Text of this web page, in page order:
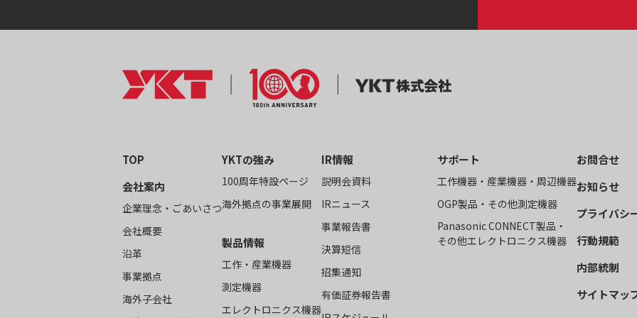
TOP
会社案内
企業理念・ごあいさつ
会社概要
沿革
事業拠点
海外子会社
YKTの強み
100周年特設ページ
海外拠点の事業展開
製品情報
工作・産業機器
測定機器
エレクトロニクス機器
IR情報
説明会資料
IRニュース
事業報告書
決算短信
招集通知
有価証券報告書
サポート
工作機器・産業機器・周辺機器
OGP製品・その他測定機器
Panasonic CONNECT製品・
その他エレクトロニクス機器
お問合せ
お知らせ
プライバシ
行動規範
内部統制
サイトマッ